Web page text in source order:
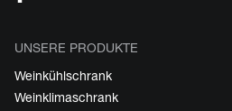
UNSERE PRODUKTE
Weinkühlschrank
Weinklimaschrank